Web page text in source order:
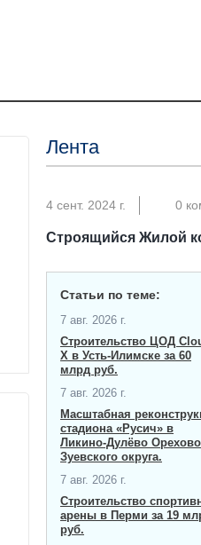
Лента
4 сент. 2024 г. 0
Строящийся Жилой
Статьи по теме:
7 авг. 2026 г.
Строительство ЦОД
X в Усть-Илимске за 60
млрд руб.
7 авг. 2026 г.
Масштабная
стадиона «Русич» в
Ликино-Дулёво
Зуевского округа.
7 авг. 2026 г.
Строительство
арены в Перми за 19
руб.